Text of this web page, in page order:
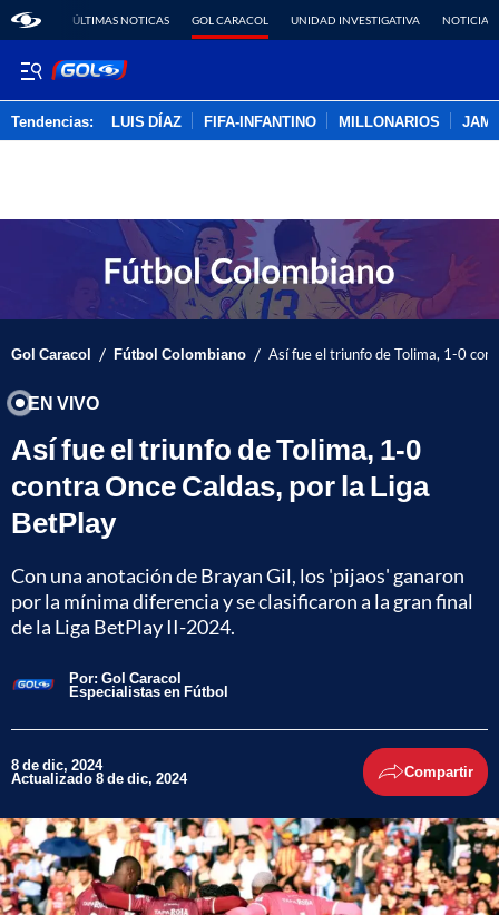
ÚLTIMAS NOTICAS GOL CARACOL UNIDAD INVESTIGATIVA NOTICIAS
Tendencias: LUIS DÍAZ FIFA-INFANTINO MILLONARIOS
Gol Caracol / Fútbol Colombiano / Así fue el triunfo de Tolima, 1-0
EN VIVO
Así fue el triunfo de Tolima, 1-0
contra Once Caldas, por la Liga
BetPlay
Con una anotación de Brayan Gil, los 'pijaos' ganaron
por la mínima diferencia y se clasificaron a la gran final
de la Liga BetPlay II-2024.
Por: Gol Caracol
Especialistas en Fútbol
8 de dic, 2024
Actualizado 8 de dic, 2024 Compartir